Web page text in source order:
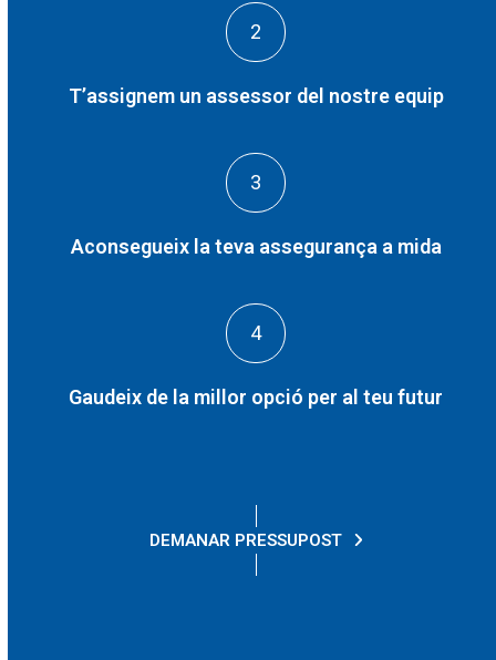
2
T’assignem un assessor del nostre equip
3
Aconsegueix la teva assegurança a mida
4
Gaudeix de la millor opció per al teu futur
DEMANAR PRESSUPOST